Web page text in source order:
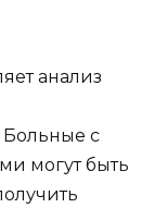
анализ
Больные с
могут быть